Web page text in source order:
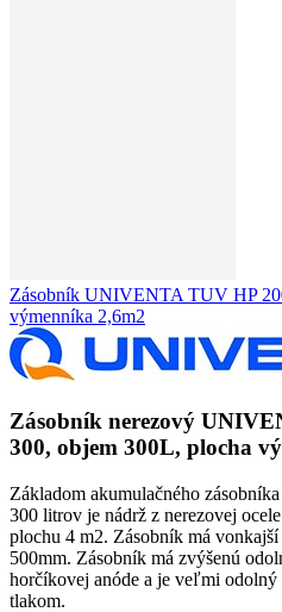
Zásobník UNIVENTA TUV HP
výmenníka 2,6m2
Zásobník nerezový
300, objem 300L, plocha
Základom akumulačného
300 litrov je nádrž z nerezovej
plochu 4 m2. Zásobník má
500mm. Zásobník má zvýšenú
horčíkovej anóde a je veľmi
tlakom.